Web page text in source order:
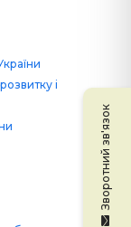
і
Зворотний зв'язок